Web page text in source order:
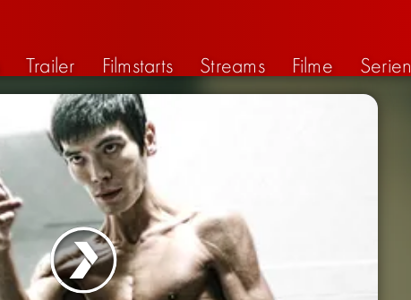
Trailer Filmstarts Streams Filme Serien